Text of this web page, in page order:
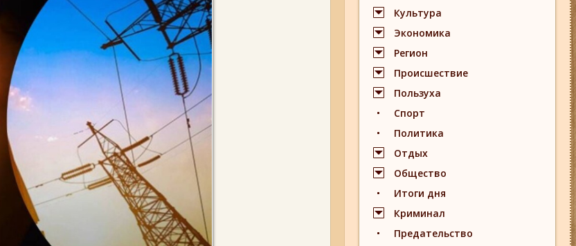
Культура
Экономика
Регион
Происшествие
Пользуха
Спорт
Политика
Отдых
Общество
Итоги дня
Криминал
Предательство